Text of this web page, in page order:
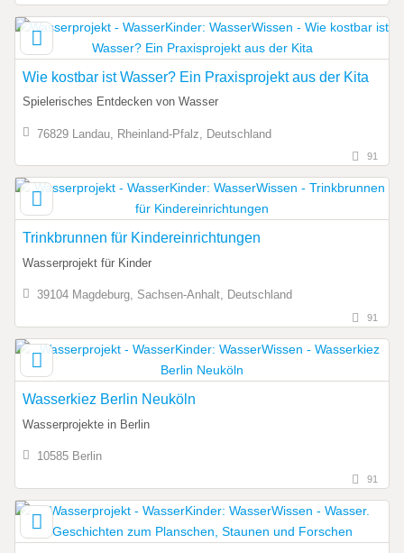
Wie kostbar ist Wasser? Ein Praxisprojekt aus der Kita
Spielerisches Entdecken von Wasser
76829 Landau, Rheinland-Pfalz, Deutschland
91
Trinkbrunnen für Kindereinrichtungen
Wasserprojekt für Kinder
39104 Magdeburg, Sachsen-Anhalt, Deutschland
91
Wasserkiez Berlin Neuköln
Wasserprojekte in Berlin
10585 Berlin
91